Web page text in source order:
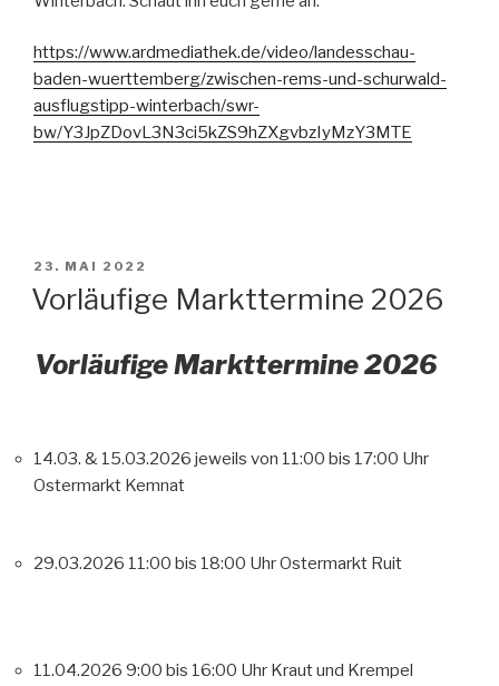
https://www.ardmediathek.de/video/landesschau-
baden-wuerttemberg/zwischen-rems-und-schurwald-
ausflugstipp-winterbach/swr-
bw/Y3JpZDovL3N3ci5kZS9hZXgvbzIyMzY3MTE
VERÖFFENTLICHT
AM
23. MAI 2022
Vorläufige Markttermine 2026
Vorläufige Markttermine 2026
14.03. & 15.03.2026 jeweils von 11:00 bis 17:00 Uhr
Ostermarkt Kemnat
29.03.2026 11:00 bis 18:00 Uhr Ostermarkt Ruit
11.04.2026 9:00 bis 16:00 Uhr Kraut und Krempel